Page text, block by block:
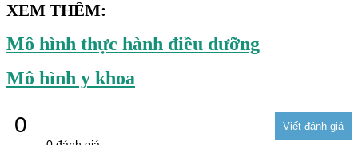
XEM THÊM:
Mô hình thực hành điều dưỡng
Mô hình y khoa
0